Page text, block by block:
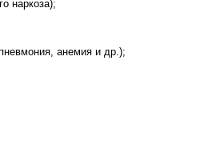
наркоза);
анемия и др.);